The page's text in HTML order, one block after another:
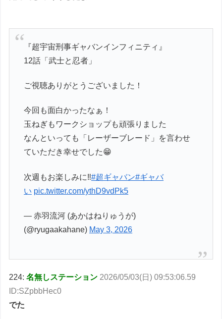
『超宇宙刑事ギャバンインフィニティ』
12話「武士と忍者」
ご視聴ありがとうございました！
今回も面白かったなぁ！
玉ねぎもワークショップも頑張りました
なんといっても「レーザーブレード」を言わせ
ていただき幸せでした😁
次週もお楽しみに‼️#超ギャバン#ギャバ
い pic.twitter.com/ythD9vdPk5
— 赤羽流河 (あかはねりゅうが)
(@ryugaakahane) May 3, 2026
224:名無しステーション 2026/05/03(日) 09:53:06.59
ID:SZpbbHec0
でた